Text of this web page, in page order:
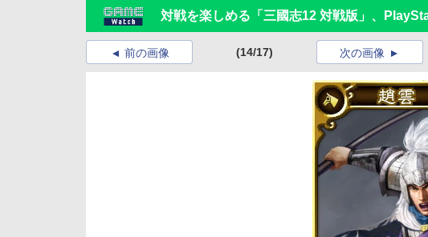
対戦を楽しめる「三國志12 対戦版」、
前の画像 (14/17) 次の画像